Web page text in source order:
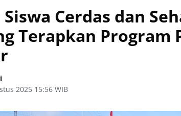
Cerdas dan
Terapkan Program
2025 15:56 WIB